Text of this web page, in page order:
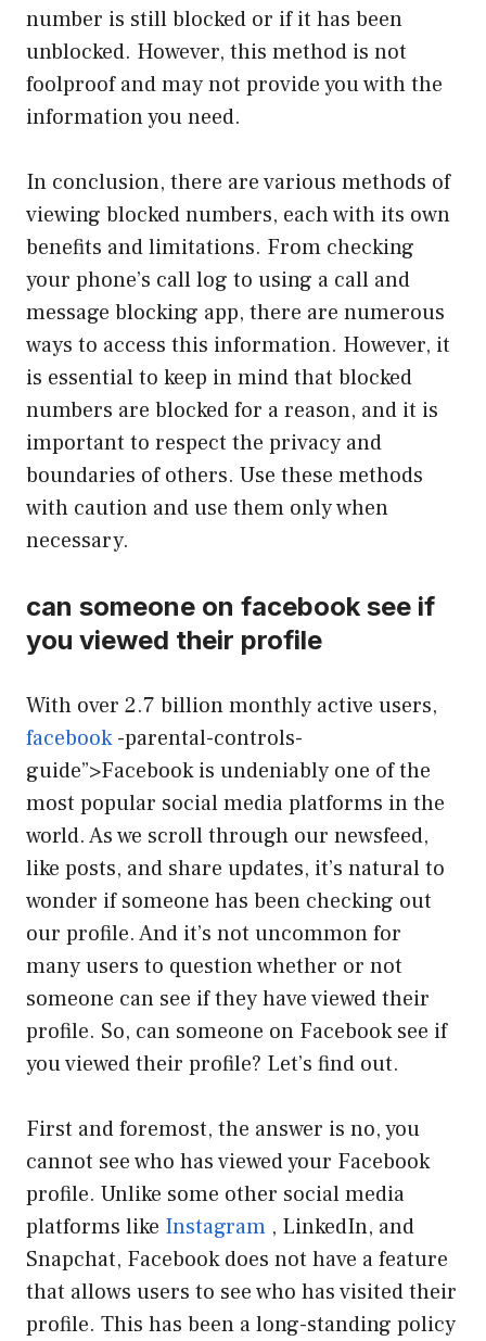
number is still blocked or if it has been
unblocked. However, this method is not
foolproof and may not provide you with the
information you need.
In conclusion, there are various methods of
viewing blocked numbers, each with its own
benefits and limitations. From checking
your phone’s call log to using a call and
message blocking app, there are numerous
ways to access this information. However, it
is essential to keep in mind that blocked
numbers are blocked for a reason, and it is
important to respect the privacy and
boundaries of others. Use these methods
with caution and use them only when
necessary.
can someone on facebook see if
you viewed their profile
With over 2.7 billion monthly active users,
facebook-parental-controls-
guide”>Facebook is undeniably one of the
most popular social media platforms in the
world. As we scroll through our newsfeed,
like posts, and share updates, it’s natural to
wonder if someone has been checking out
our profile. And it’s not uncommon for
many users to question whether or not
someone can see if they have viewed their
profile. So, can someone on Facebook see if
you viewed their profile? Let’s find out.
First and foremost, the answer is no, you
cannot see who has viewed your Facebook
profile. Unlike some other social media
platforms like Instagram , LinkedIn, and
Snapchat, Facebook does not have a feature
that allows users to see who has visited their
profile. This has been a long-standing policy